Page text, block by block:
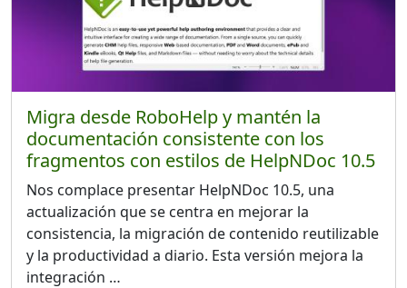
Migra desde RoboHelp y mantén la
documentación consistente con los
fragmentos con estilos de HelpNDoc 10.5
Nos complace presentar HelpNDoc 10.5, una
actualización que se centra en mejorar la
consistencia, la migración de contenido reutilizable
y la productividad a diario. Esta versión mejora la
integración …